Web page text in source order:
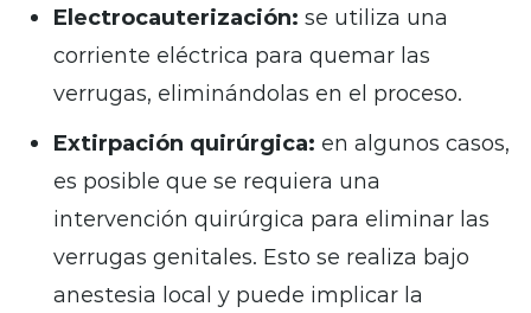
Electrocauterización: se utiliza una
corriente eléctrica para quemar las
verrugas, eliminándolas en el proceso.
Extirpación quirúrgica: en algunos casos,
es posible que se requiera una
intervención quirúrgica para eliminar las
verrugas genitales. Esto se realiza bajo
anestesia local y puede implicar la